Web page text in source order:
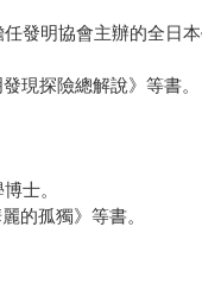
發明協會主辦的全日
現探險總解說》等書。
士。
的孤獨》等書。